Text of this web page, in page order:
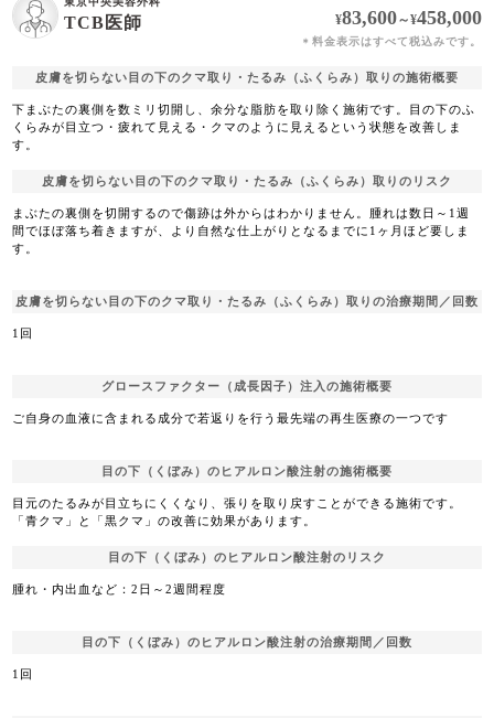
TCB医師 ¥83,600～¥458,000
＊ 料金表示はすべて税込みです。
皮膚を切らない目の下のクマ取り・たるみ（ふくらみ）取りの施術概要
下まぶたの裏側を数ミリ切開し、余分な脂肪を取り除く施術です。目の下のふ
くらみが目立つ・疲れて見える・クマのように見えるという状態を改善しま
す。
皮膚を切らない目の下のクマ取り・たるみ（ふくらみ）取りのリスク
まぶたの裏側を切開するので傷跡は外からはわかりません。腫れは数日～1週
間でほぼ落ち着きますが、より自然な仕上がりとなるまでに1ヶ月ほど要しま
す。
皮膚を切らない目の下のクマ取り・たるみ（ふくらみ）取りの治療期間／回数
1回
グロースファクター（成長因子）注入の施術概要
ご自身の血液に含まれる成分で若返りを行う最先端の再生医療の一つです
目の下（くぼみ）のヒアルロン酸注射の施術概要
目元のたるみが目立ちにくくなり、張りを取り戻すことができる施術です。
「青クマ」と「黒クマ」の改善に効果があります。
目の下（くぼみ）のヒアルロン酸注射のリスク
腫れ・内出血など：2日～2週間程度
目の下（くぼみ）のヒアルロン酸注射の治療期間／回数
1回